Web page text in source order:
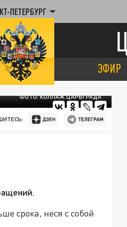
ПЕТЕРБУРГ
ЭФИР
ФОТО: КОЛЛАЖ ЦАРЬГРАДА
срока, неся с собой